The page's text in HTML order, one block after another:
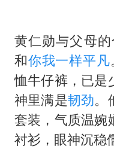
黄仁勋与父母
和你我一样平凡
恤牛仔裤，已是
神里满是韧劲。
套装，气质温婉
衬衫，眼神沉稳